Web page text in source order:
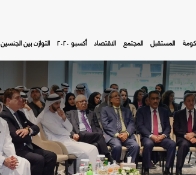
المستقبل المجتمع الاقتصاد أكسبو ٢٠٢٠ التوازن بين الجنسين